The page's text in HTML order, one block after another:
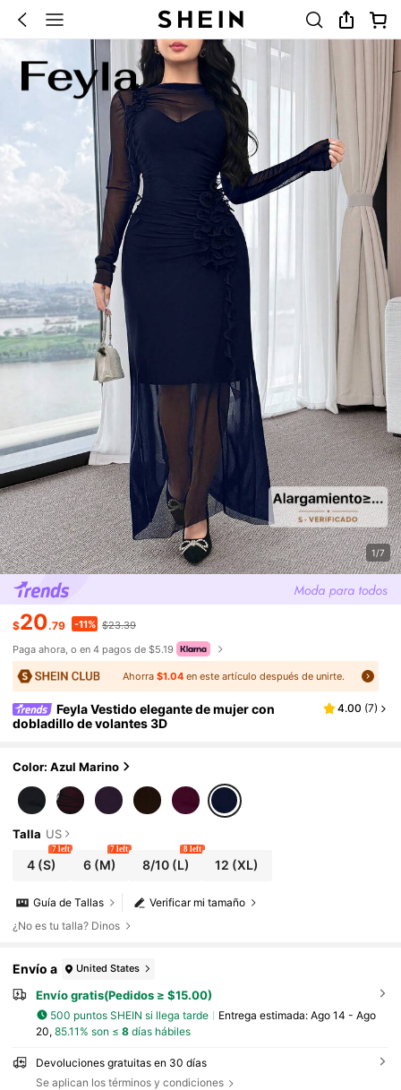
1/7
$20.79 -11% $23.39
Paga ahora, o en 4 pagos de $5.19
Ahorra $1.04en este artículo después de unirte.
Feyla Vestido elegante de mujer con
dobladillo de volantes 3D
4.00 (7)
Color: Azul Marino
Talla US
4 (S)
7 left
6 (M)
7 left
8/10(L)
8 left
12 (XL)
Verificar mi tamaño
Guía de Tallas
¿No es tu talla? Dinos
Envío a United States
Envío gratis(Pedidos ≥ $15.00)
500 puntos SHEIN si llega tarde Entrega estimada: Ago 14 - Ago
20, 85.11% son ≤ 8días hábiles
Devoluciones gratuitas en 30 días
Se aplican los términos y condiciones